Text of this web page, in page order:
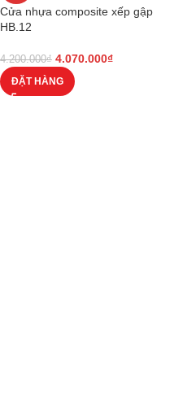
Cửa nhựa composite xếp gập
HB.12
4.200.000₫ 4.070.000₫
ĐẶT HÀNG